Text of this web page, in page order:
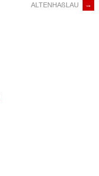
ALTENHAßLAU
→